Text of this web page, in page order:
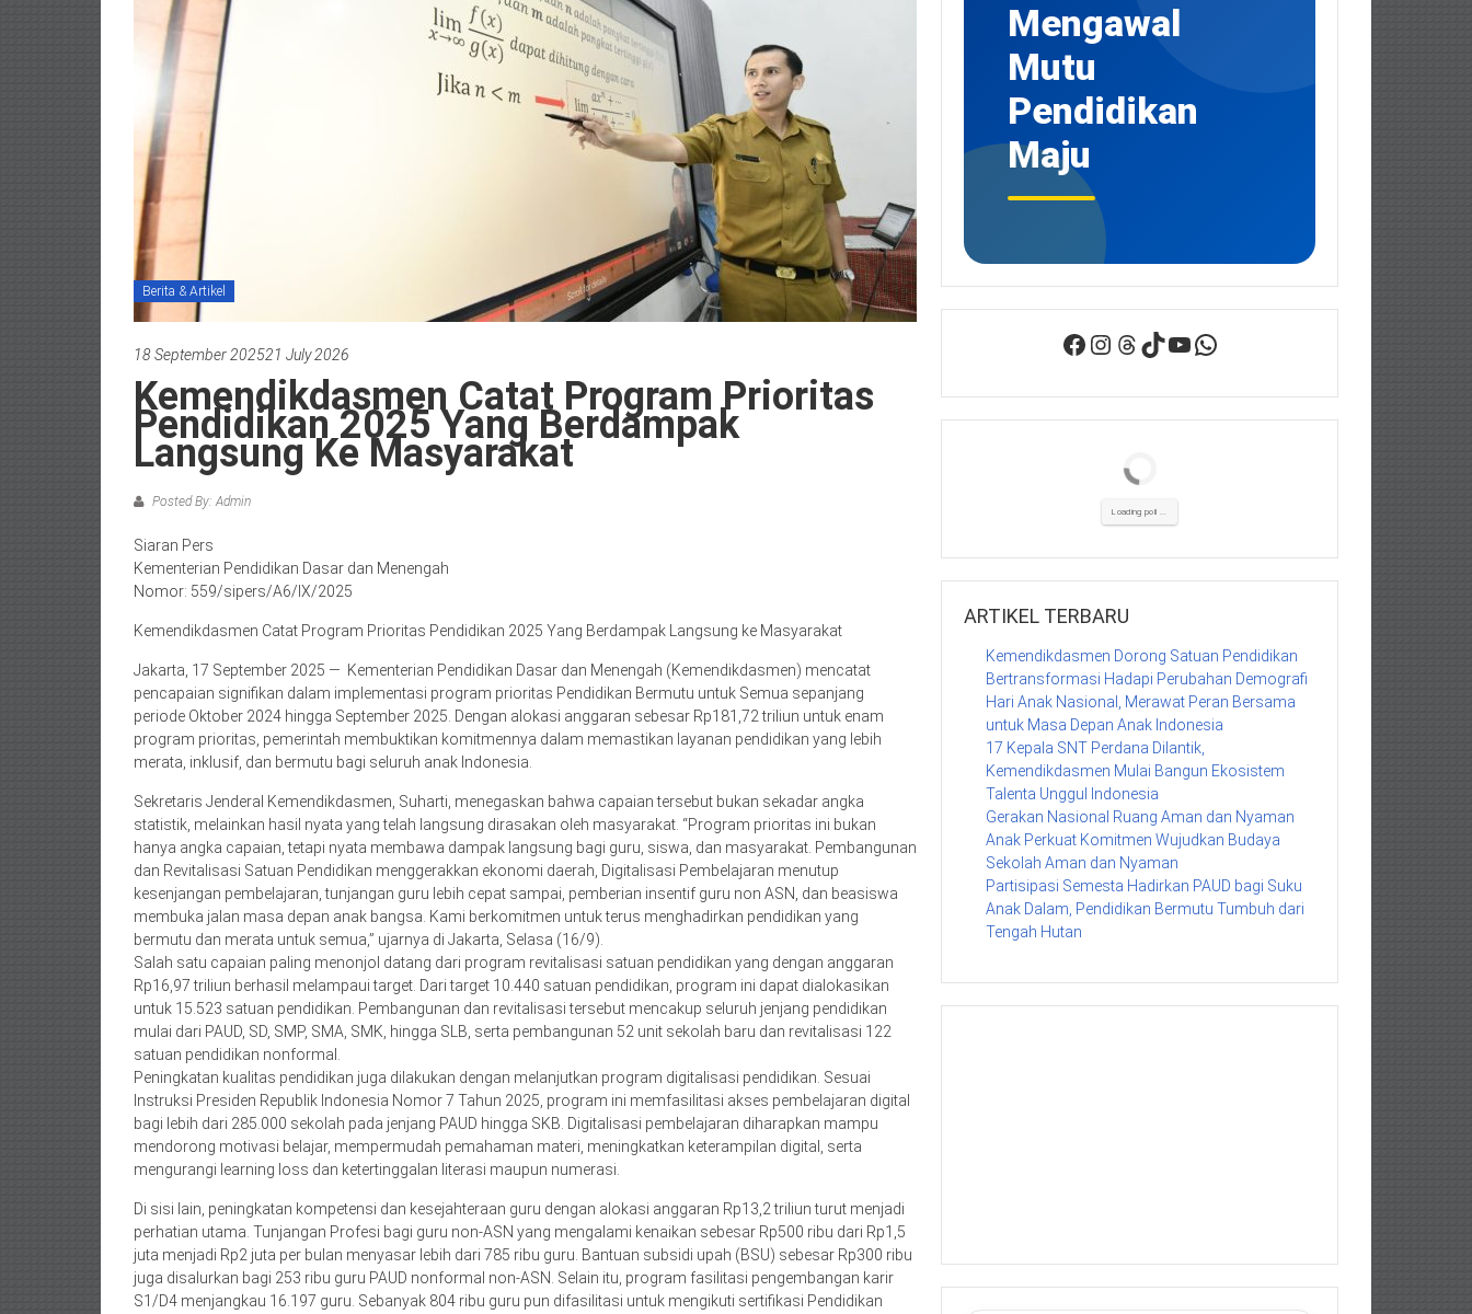
Berita & Artikel
18 September 202521 July 2026
Kemendikdasmen Catat Program Prioritas
Pendidikan 2025 Yang Berdampak
Langsung Ke Masyarakat
Posted By: Admin
Siaran Pers
Kementerian Pendidikan Dasar dan Menengah
Nomor: 559/sipers/A6/IX/2025
Kemendikdasmen Catat Program Prioritas Pendidikan 2025 Yang Berdampak Langsung ke Masyarakat
Jakarta, 17 September 2025 — Kementerian Pendidikan Dasar dan Menengah (Kemendikdasmen) mencatat
pencapaian signifikan dalam implementasi program prioritas Pendidikan Bermutu untuk Semua sepanjang
periode Oktober 2024 hingga September 2025. Dengan alokasi anggaran sebesar Rp181,72 triliun untuk enam
program prioritas, pemerintah membuktikan komitmennya dalam memastikan layanan pendidikan yang lebih
merata, inklusif, dan bermutu bagi seluruh anak Indonesia.
Sekretaris Jenderal Kemendikdasmen, Suharti, menegaskan bahwa capaian tersebut bukan sekadar angka
statistik, melainkan hasil nyata yang telah langsung dirasakan oleh masyarakat. “Program prioritas ini bukan
hanya angka capaian, tetapi nyata membawa dampak langsung bagi guru, siswa, dan masyarakat. Pembangunan
dan Revitalisasi Satuan Pendidikan menggerakkan ekonomi daerah, Digitalisasi Pembelajaran menutup
kesenjangan pembelajaran, tunjangan guru lebih cepat sampai, pemberian insentif guru non ASN, dan beasiswa
membuka jalan masa depan anak bangsa. Kami berkomitmen untuk terus menghadirkan pendidikan yang
bermutu dan merata untuk semua,” ujarnya di Jakarta, Selasa (16/9).
Salah satu capaian paling menonjol datang dari program revitalisasi satuan pendidikan yang dengan anggaran
Rp16,97 triliun berhasil melampaui target. Dari target 10.440 satuan pendidikan, program ini dapat dialokasikan
untuk 15.523 satuan pendidikan. Pembangunan dan revitalisasi tersebut mencakup seluruh jenjang pendidikan
mulai dari PAUD, SD, SMP, SMA, SMK, hingga SLB, serta pembangunan 52 unit sekolah baru dan revitalisasi 122
satuan pendidikan nonformal.
Peningkatan kualitas pendidikan juga dilakukan dengan melanjutkan program digitalisasi pendidikan. Sesuai
Instruksi Presiden Republik Indonesia Nomor 7 Tahun 2025, program ini memfasilitasi akses pembelajaran digital
bagi lebih dari 285.000 sekolah pada jenjang PAUD hingga SKB. Digitalisasi pembelajaran diharapkan mampu
mendorong motivasi belajar, mempermudah pemahaman materi, meningkatkan keterampilan digital, serta
mengurangi learning loss dan ketertinggalan literasi maupun numerasi.
Di sisi lain, peningkatan kompetensi dan kesejahteraan guru dengan alokasi anggaran Rp13,2 triliun turut menjadi
perhatian utama. Tunjangan Profesi bagi guru non-ASN yang mengalami kenaikan sebesar Rp500 ribu dari Rp1,5
juta menjadi Rp2 juta per bulan menyasar lebih dari 785 ribu guru. Bantuan subsidi upah (BSU) sebesar Rp300 ribu
juga disalurkan bagi 253 ribu guru PAUD nonformal non-ASN. Selain itu, program fasilitasi pengembangan karir
S1/D4 menjangkau 16.197 guru. Sebanyak 804 ribu guru pun difasilitasi untuk mengikuti sertifikasi Pendidikan
Mengawal
Mutu
Pendidikan
Maju
Facebook
Instagram
Threads
TikTok
YouTube
WhatsApp
Loading poll ...
ARTIKEL TERBARU
Kemendikdasmen Dorong Satuan Pendidikan
Bertransformasi Hadapi Perubahan Demografi
Hari Anak Nasional, Merawat Peran Bersama
untuk Masa Depan Anak Indonesia
17 Kepala SNT Perdana Dilantik,
Kemendikdasmen Mulai Bangun Ekosistem
Talenta Unggul Indonesia
Gerakan Nasional Ruang Aman dan Nyaman
Anak Perkuat Komitmen Wujudkan Budaya
Sekolah Aman dan Nyaman
Partisipasi Semesta Hadirkan PAUD bagi Suku
Anak Dalam, Pendidikan Bermutu Tumbuh dari
Tengah Hutan